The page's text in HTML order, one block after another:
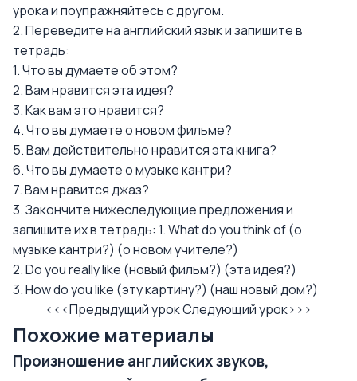
урока и поупражняйтесь с другом.
2. Переведите на английский язык и запишите в
тетрадь:
1. Что вы думаете об этом?
2. Вам нравится эта идея?
3. Как вам это нравится?
4. Что вы думаете о новом фильме?
5. Вам действительно нравится эта книга?
6. Что вы думаете о музыке кантри?
7. Вам нравится джаз?
3. Закончите нижеследующие предложения и
запишите их в тетрадь: 1. What do you think of (о
музыке кантри?) (о новом учителе?)
2. Do you really like (новый фильм?) (эта идея?)
3. How do you like (эту картину?) (наш новый дом?)
<<<Предыдущий урокСледующий урок>>>
Похожие материалы
Произношение английских звуков,